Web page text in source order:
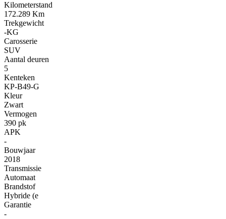
Kilometerstand
172.289 Km
Trekgewicht
-KG
Carosserie
SUV
Aantal deuren
5
Kenteken
KP-B49-G
Kleur
Zwart
Vermogen
390 pk
APK
-
Bouwjaar
2018
Transmissie
Automaat
Brandstof
Hybride (e
Garantie
-